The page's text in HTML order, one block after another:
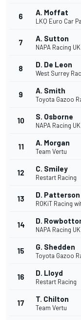
6 A. Moffat
LKQ Euro Car
7 A. Sutton
NAPA Racing UK
8 D. De Leon
West Surrey
9 A. Smith
Toyota Gazoo
10 S. Osborne
NAPA Racing UK
11 A. Morgan
Team Vertu
12 C. Smiley
Restart Racing
13 D. Patterson
ROKiT Racing
14 D.
NAPA Racing UK
15 G. Shedden
Toyota Gazoo
16 D. Lloyd
Restart Racing
17 T. Chilton
Team Vertu